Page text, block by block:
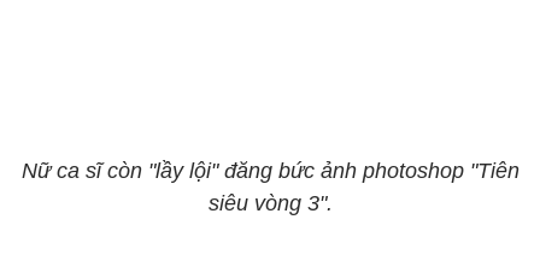
Nữ ca sĩ còn "lầy lội" đăng bức ảnh photoshop "Tiên
siêu vòng 3".